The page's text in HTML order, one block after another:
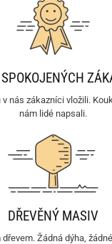
nás zákazníci vložili.
nám lidé napsali.
DŘEVĚNÝ MASIV
Žádná dýha,